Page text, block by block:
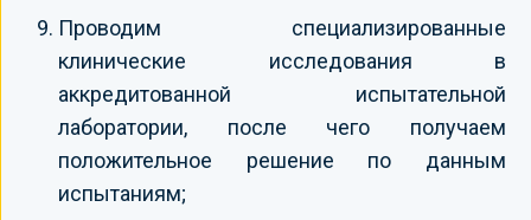
Проводим специализированные
клинические исследования в
аккредитованной испытательной
лаборатории, после чего получаем
положительное решение по данным
испытаниям;